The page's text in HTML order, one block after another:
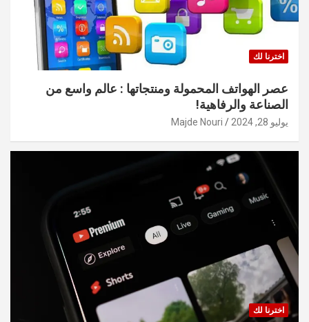
اخترنا لك
عصر الهواتف المحمولة ومنتجاتها : عالم واسع من
الصناعة والرفاهية!
يوليو 28, 2024 Majde Nouri
اخترنا لك